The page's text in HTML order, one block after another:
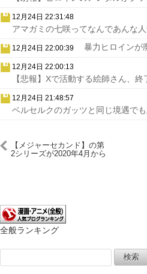
12月24日 22:31:48
アマガミの七咲ってなんであんな人
12月24日 22:00:39 暴力ヒロインが
12月24日 22:00:13
【悲報】Xで活動する絵師さん、終
12月24日 21:48:57
ベルセルクのガッツと同じ境遇でも
【メジャーセカンド】の第
2シリーズが2020年4月から
全般ランキング
索: